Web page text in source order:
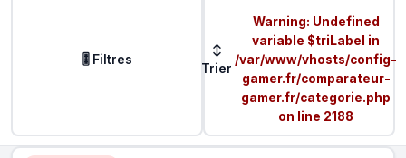
🎚️ Filtres
↕
Trier
Warning: Undefined
variable $triLabel in
/var/www/vhosts/config-
gamer.fr/comparateur-
gamer.fr/categorie.php
on line 2188